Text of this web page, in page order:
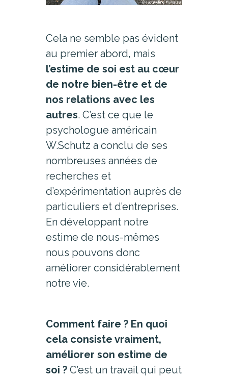
Cela ne semble pas évident
au premier abord, mais
l’estime de soi est au cœur
de notre bien-être et de
nos relations avec les
autres. C’est ce que le
psychologue américain
W.Schutz a conclu de ses
nombreuses années de
recherches et
d’expérimentation auprès de
particuliers et d’entreprises.
En développant notre
estime de nous-mêmes
nous pouvons donc
améliorer considérablement
notre vie.
Comment faire ? En quoi
cela consiste vraiment,
améliorer son estime de
soi ?C’est un travail qui peut